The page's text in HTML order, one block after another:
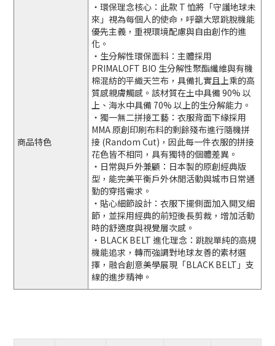
商品特色
・環保理念核心：此款 T 恤將「守護地球未
來」視為每個人的使命，呼籲大眾跳脫機能
優先主義，重視環境配慮與自由創作的進
化。
・生分解性環保面料：主體採用
PRIMALOFT BIO 生分解性聚酯纖維與有機
棉混紡的平織天竺布，具備扎實且上乘的高
質感親膚觸感。該材質在土中具備 90% 以
上、海水中具備 70% 以上的生分解能力。
・獨一無二拼接工藝：衣服背面下緣採用
MMA 原創印刷布料的剩餘殘布進行隨機拼
接 (Random Cut)，因此每一件衣服的拼接
花色皆不相同，具有獨特的個體差異。
・日常與戶外兼顧：日本製的原創經典版
型，能完美平衡戶外休閒活動與城市日常通
勤的穿搭需求。
・貼心細節設計：衣服下擺側面加入開叉細
節，並採用經典的前短後長剪裁，增加活動
時的舒適度與視覺層次感。
・BLACK BELT 進化理念：跳脫單純的高規
機能追求，轉而強調對地球友善的素材選
擇，融合創意美學展現「BLACK BELT」支
線的進步精神。